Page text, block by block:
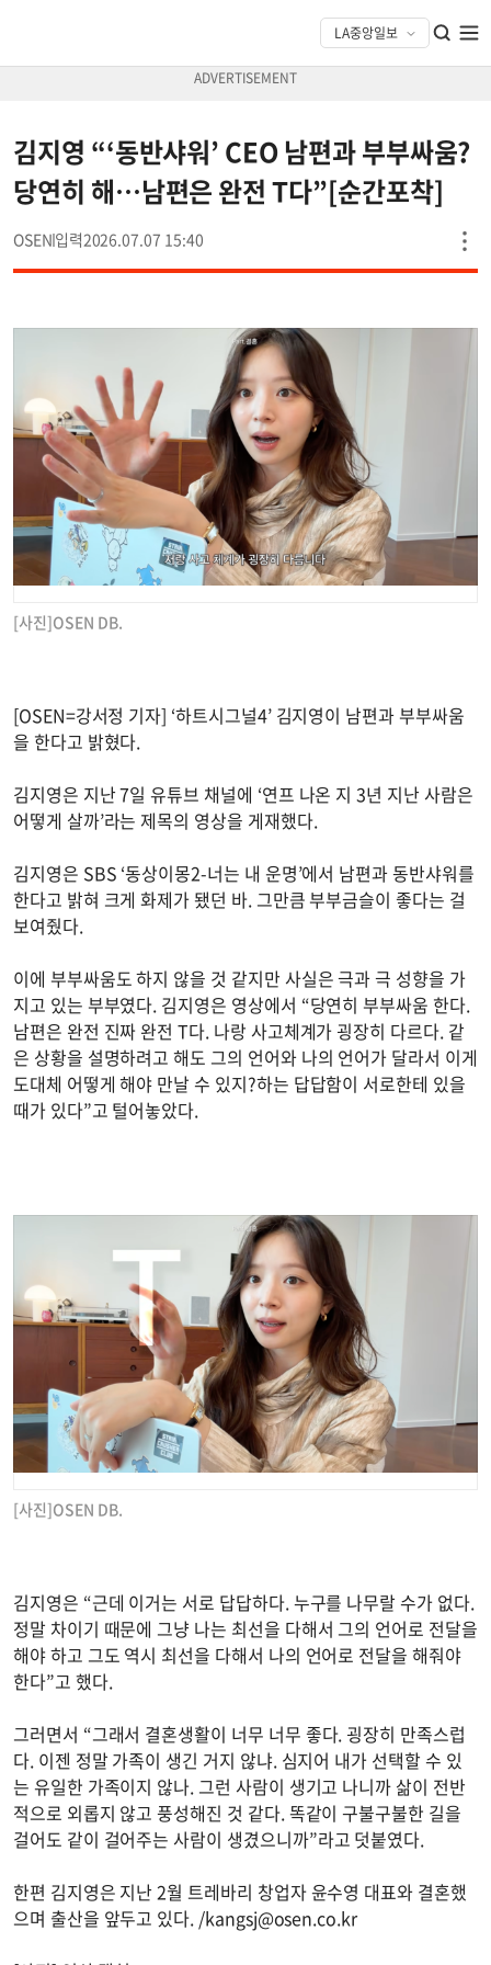
김지영 “‘동반샤워’ CEO 남편과 부부싸움?
당연히 해…남편은 완전 T다”[순간포착]
OSEN 2026.07.07 15:40
[사진]OSEN DB.
[OSEN=강서정 기자] ‘하트시그널4’ 김지영이 남편과 부부싸움
을 한다고 밝혔다.
김지영은 지난 7일 유튜브 채널에 ‘연프 나온 지 3년 지난 사람은
어떻게 살까’라는 제목의 영상을 게재했다.
김지영은 SBS ‘동상이몽2-너는 내 운명’에서 남편과 동반샤워를
한다고 밝혀 크게 화제가 됐던 바. 그만큼 부부금슬이 좋다는 걸
보여줬다.
이에 부부싸움도 하지 않을 것 같지만 사실은 극과 극 성향을 가
지고 있는 부부였다. 김지영은 영상에서 “당연히 부부싸움 한다.
남편은 완전 진짜 완전 T다. 나랑 사고체계가 굉장히 다르다. 같
은 상황을 설명하려고 해도 그의 언어와 나의 언어가 달라서 이게
도대체 어떻게 해야 만날 수 있지?하는 답답함이 서로한테 있을
때가 있다”고 털어놓았다.
[사진]OSEN DB.
김지영은 “근데 이거는 서로 답답하다. 누구를 나무랄 수가 없다.
정말 차이기 때문에 그냥 나는 최선을 다해서 그의 언어로 전달을
해야 하고 그도 역시 최선을 다해서 나의 언어로 전달을 해줘야
한다”고 했다.
그러면서 “그래서 결혼생활이 너무 너무 좋다. 굉장히 만족스럽
다. 이젠 정말 가족이 생긴 거지 않냐. 심지어 내가 선택할 수 있
는 유일한 가족이지 않나. 그런 사람이 생기고 나니까 삶이 전반
적으로 외롭지 않고 풍성해진 것 같다. 똑같이 구불구불한 길을
걸어도 같이 걸어주는 사람이 생겼으니까”라고 덧붙였다.
한편 김지영은 지난 2월 트레바리 창업자 윤수영 대표와 결혼했
으며 출산을 앞두고 있다. /kangsj@osen.co.kr